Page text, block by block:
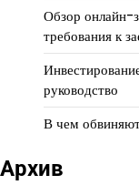
Обзор онлайн-
требования к
руководство
В чем
Архив